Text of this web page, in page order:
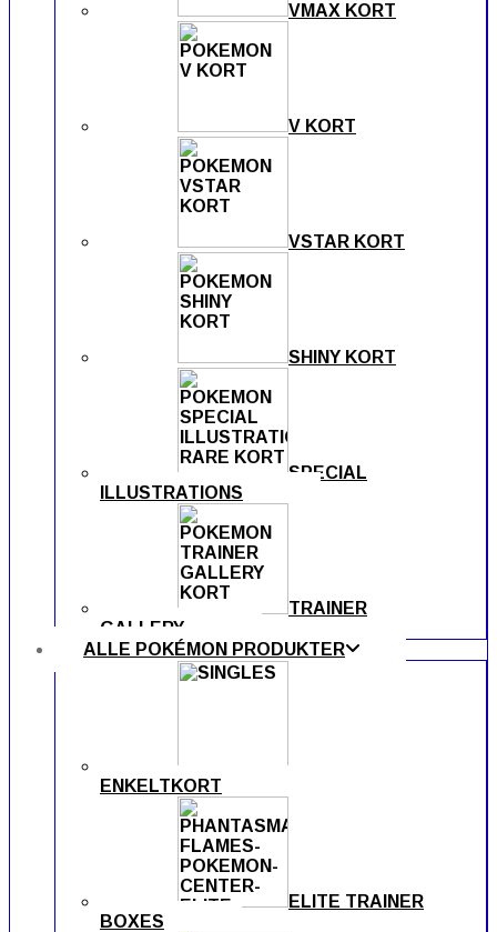
VMAX KORT
V KORT
VSTAR KORT
SHINY KORT
SPECIAL
ILLUSTRATIONS
TRAINER
GALLERY
ALLE POKÉMON PRODUKTER
ENKELTKORT
ELITE TRAINER
BOXES